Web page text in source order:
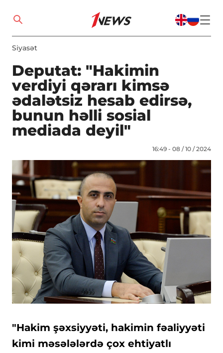
Siyasət
Deputat: "Hakimin
verdiyi qərarı kimsə
ədalətsiz hesab edirsə,
bunun həlli sosial
mediada deyil"
16:49 - 08 / 10 / 2024
"Hakim şəxsiyyəti, hakimin fəaliyyəti
kimi məsələlərdə çox ehtiyatlı